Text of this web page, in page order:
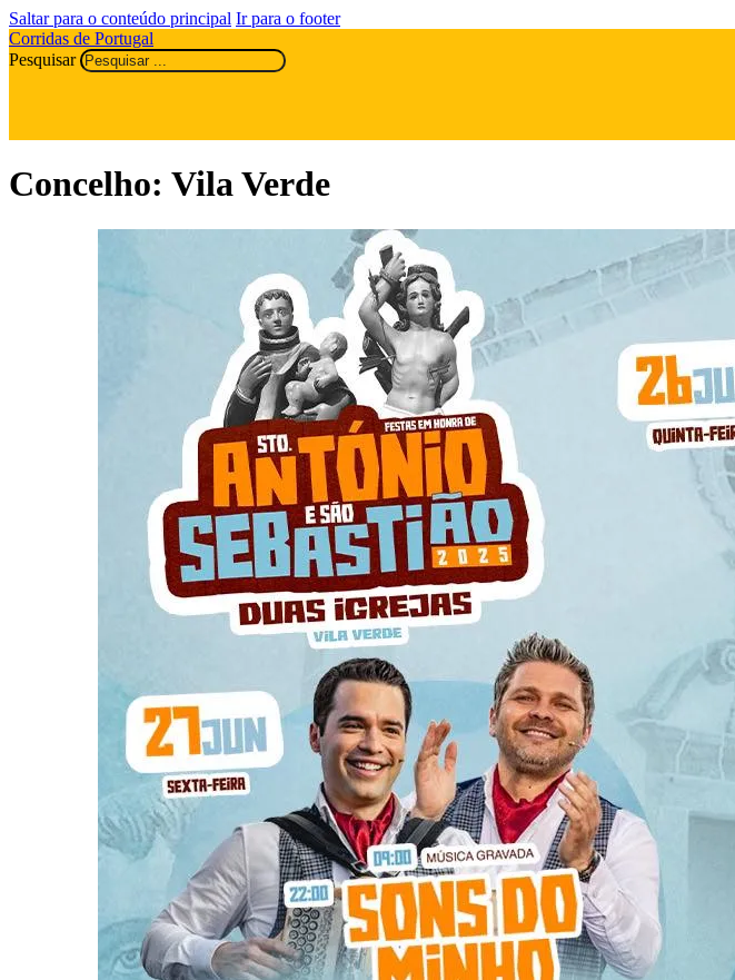
Saltar para o conteúdo principal Ir para o footer
Corridas de Portugal
Pesquisar
Concelho: Vila Verde